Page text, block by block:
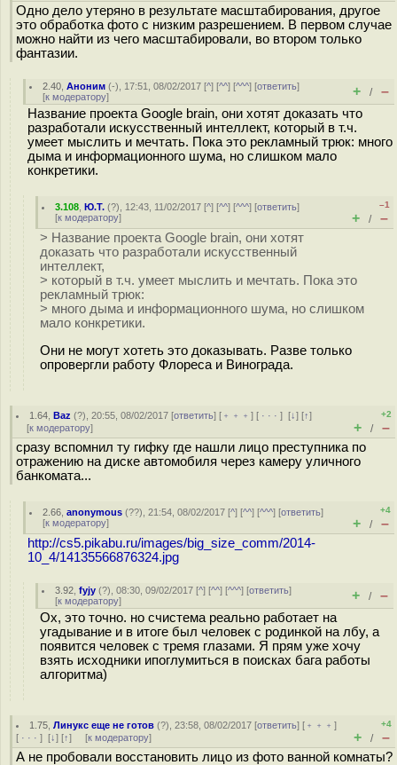
Одно дело утеряно в результате масштабирования, другое
это обработка фото с низким разрешением. В первом случае
можно найти из чего масштабировали, во втором только
фантазии.
2.40 ,Аноним (-), 17:51, 08/02/2017 [^] [^^] [^^^] [ответить]
[к модератору] + / –
Название проекта Google brain, они хотят доказать что
разработали искусственный интеллект, который в т.ч.
умеет мыслить и мечтать. Пока это рекламный трюк: много
дыма и информационного шума, но слишком мало
конкретики.
3.108 ,Ю.Т. (?), 12:43, 11/02/2017 [^] [^^] [^^^] [ответить]
[к модератору]
–1
+ / –
> Название проекта Google brain, они хотят
доказать что разработали искусственный
интеллект,
> который в т.ч. умеет мыслить и мечтать. Пока это
рекламный трюк:
> много дыма и информационного шума, но слишком
мало конкретики.
Они не могут хотеть это доказывать. Разве только
опровергли работу Флореса и Винограда.
1.64 ,Baz (?), 20:55, 08/02/2017 [ответить] [ ﹢﹢﹢] [ · · ·][↓] [↑]
[к модератору]
+2
+ / –
сразу вспомнил ту гифку где нашли лицо преступника по
отражению на диске автомобиля через камеру уличного
банкомата...
2.66 ,anonymous (??), 21:54, 08/02/2017 [^] [^^] [^^^] [ответить]
[к модератору]
+4
+ / –
http://cs5.pikabu.ru/images/big_size_comm/2014-
10_4/14135566876324.jpg
3.92 ,fyjy (?), 08:30, 09/02/2017 [^] [^^] [^^^] [ответить]
[к модератору] + / –
Ох, это точно. но счистема реально работает на
угадывание и в итоге был человек с родинкой на лбу, а
появится человек с тремя глазами. Я прям уже хочу
взять исходники ипоглумиться в поисках бага работы
алгоритма)
1.75 ,Линукс еще не готов (?), 23:58, 08/02/2017 [ответить] [ ﹢﹢﹢]
[ · · · ] [↓] [↑] [к модератору]
+4
+ / –
А не пробовали восстановить лицо из фото ванной комнаты?